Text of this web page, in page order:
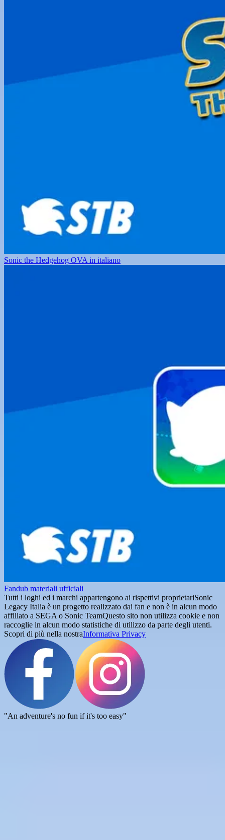
Sonic the Hedgehog OVA in italiano
Fandub materiali ufficiali
Tutti i loghi ed i marchi appartengono ai rispettivi proprietariSonic
Legacy Italia è un progetto realizzato dai fan e non è in alcun modo
affiliato a SEGA o Sonic TeamQuesto sito non utilizza cookie e non
raccoglie in alcun modo statistiche di utilizzo da parte degli utenti.
Scopri di più nella nostraInformativa Privacy
"An adventure's no fun if it's too easy"